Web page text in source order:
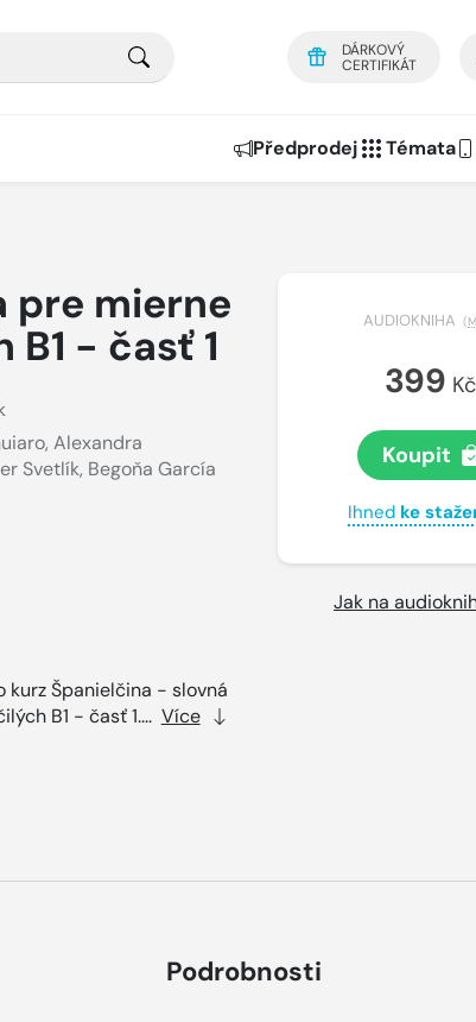
DÁRKOVÝ
CERTIFIKÁT
Předprodej Témata
pre mierne
- časť 1
, Alexandra
Svetlík, Begoňa García
kurz Španielčina - slovná
B1 - časť 1.... Více
AUDIOKNIHA (
399 Kč
Koupit
Ihned ke
Jak na
Podrobnosti